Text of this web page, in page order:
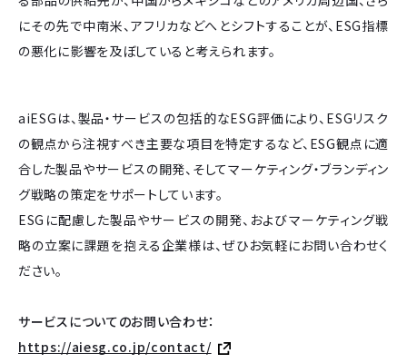
にその先で中南米、アフリカなどへとシフトすることが、ESG指標
の悪化に影響を及ぼしていると考えられます。
aiESGは、製品・サービスの包括的なESG評価により、ESGリスク
の観点から注視すべき主要な項目を特定するなど、ESG観点に適
合した製品やサービスの開発、そしてマーケティング・ブランディン
グ戦略の策定をサポートしています。
ESGに配慮した製品やサービスの開発、およびマーケティング戦
略の立案に課題を抱える企業様は、ぜひお気軽にお問い合わせく
ださい。
サービスについてのお問い合わせ：
https://aiesg.co.jp/contact/